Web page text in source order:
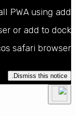
PWA using add
or add to dock
safari browser
Dismiss this notice.